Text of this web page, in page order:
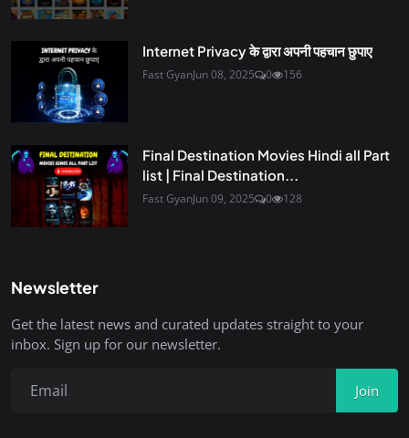
Internet Privacy के द्वारा अपनी पहचान छुपाए
Fast GyanJun 08, 2025 0 156
Final Destination Movies Hindi all Part
list | Final Destination...
Fast GyanJun 09, 2025 0 128
Newsletter
Get the latest news and curated updates straight to your
inbox. Sign up for our newsletter.
Join